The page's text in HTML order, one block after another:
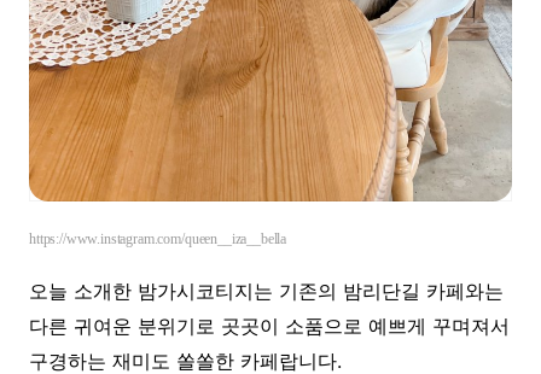
https://www.instagram.com/queen__iza__bella
오늘 소개한 밤가시코티지는 기존의 밤리단길 카페와는
다른 귀여운 분위기로 곳곳이 소품으로 예쁘게 꾸며져서
구경하는 재미도 쏠쏠한 카페랍니다.